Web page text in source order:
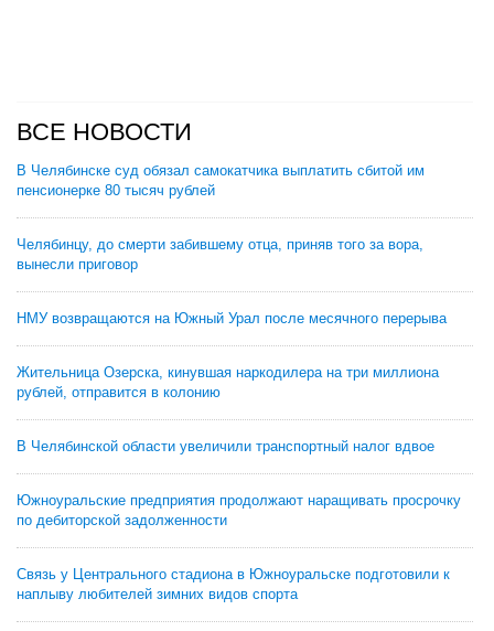
ВСЕ НОВОСТИ
В Челябинске суд обязал самокатчика выплатить сбитой им
пенсионерке 80 тысяч рублей
Челябинцу, до смерти забившему отца, приняв того за вора,
вынесли приговор
НМУ возвращаются на Южный Урал после месячного перерыва
Жительница Озерска, кинувшая наркодилера на три миллиона
рублей, отправится в колонию
В Челябинской области увеличили транспортный налог вдвое
Южноуральские предприятия продолжают наращивать просрочку
по дебиторской задолженности
Связь у Центрального стадиона в Южноуральске подготовили к
наплыву любителей зимних видов спорта